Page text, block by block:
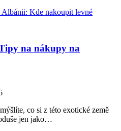
Albánii: Kde nakoupit levné
na nákupy na
co si z této exotické země
jen jako…